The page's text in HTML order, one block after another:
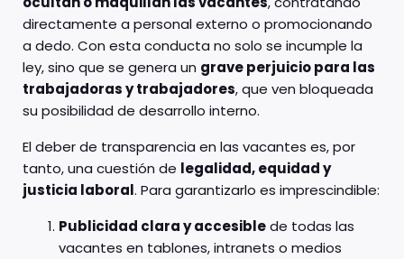
directamente a personal externo o promocionando
a dedo. Con esta conducta no solo se incumple la
ley, sino que se genera un grave perjuicio para las
trabajadoras y trabajadores, que ven bloqueada
su posibilidad de desarrollo interno.
El deber de transparencia en las vacantes es, por
tanto, una cuestión de legalidad, equidad y
justicia laboral. Para garantizarlo es imprescindible:
Publicidad clara y accesiblede todas las
vacantes en tablones, intranets o medios